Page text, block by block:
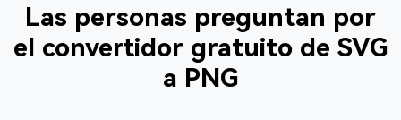
Las personas preguntan por
el convertidor gratuito de SVG
a PNG